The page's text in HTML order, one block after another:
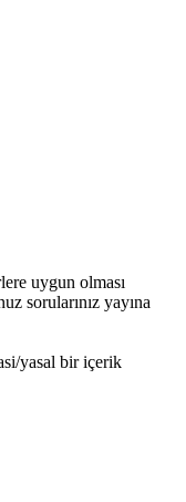
uygun olması
sorularınız yayına
yasal bir içerik